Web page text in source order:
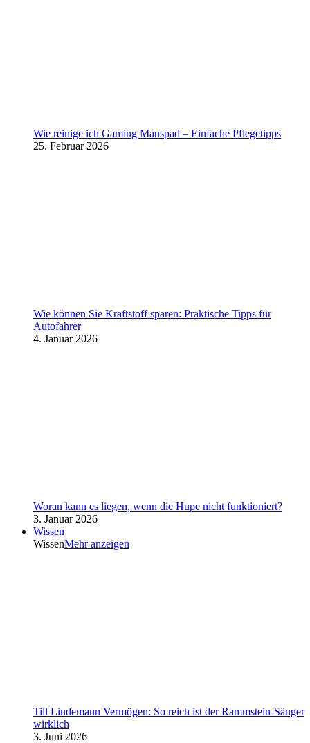
Wie reinige ich Gaming Mauspad – Einfache Pflegetipps
25. Februar 2026
Wie können Sie Kraftstoff sparen: Praktische Tipps für
Autofahrer
4. Januar 2026
Woran kann es liegen, wenn die Hupe nicht funktioniert?
3. Januar 2026
Wissen
WissenMehr anzeigen
Till Lindemann Vermögen: So reich ist der Rammstein-Sänger
wirklich
3. Juni 2026